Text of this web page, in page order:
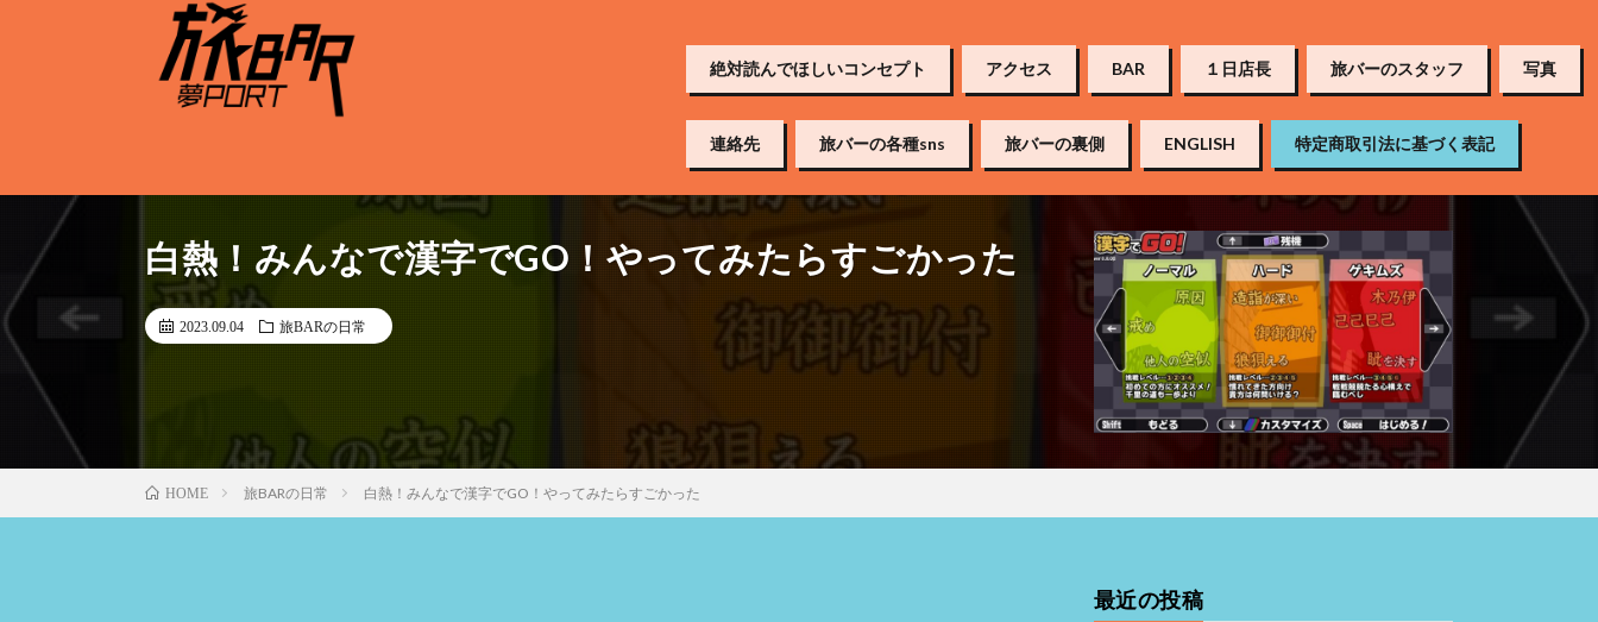
絶対読んでほしいコンセプト アクセス BAR １日店長 旅バーのスタッフ 写真
連絡先 旅バーの各種sns 旅バーの裏側 ENGLISH 特定商取引法に基づく表記
白熱！みんなで漢字でGO！やってみたらすごかった
2023.09.04 旅BARの日常
HOME 旅BARの日常 白熱！みんなで漢字でGO！やってみたらすごかった
最近の投稿